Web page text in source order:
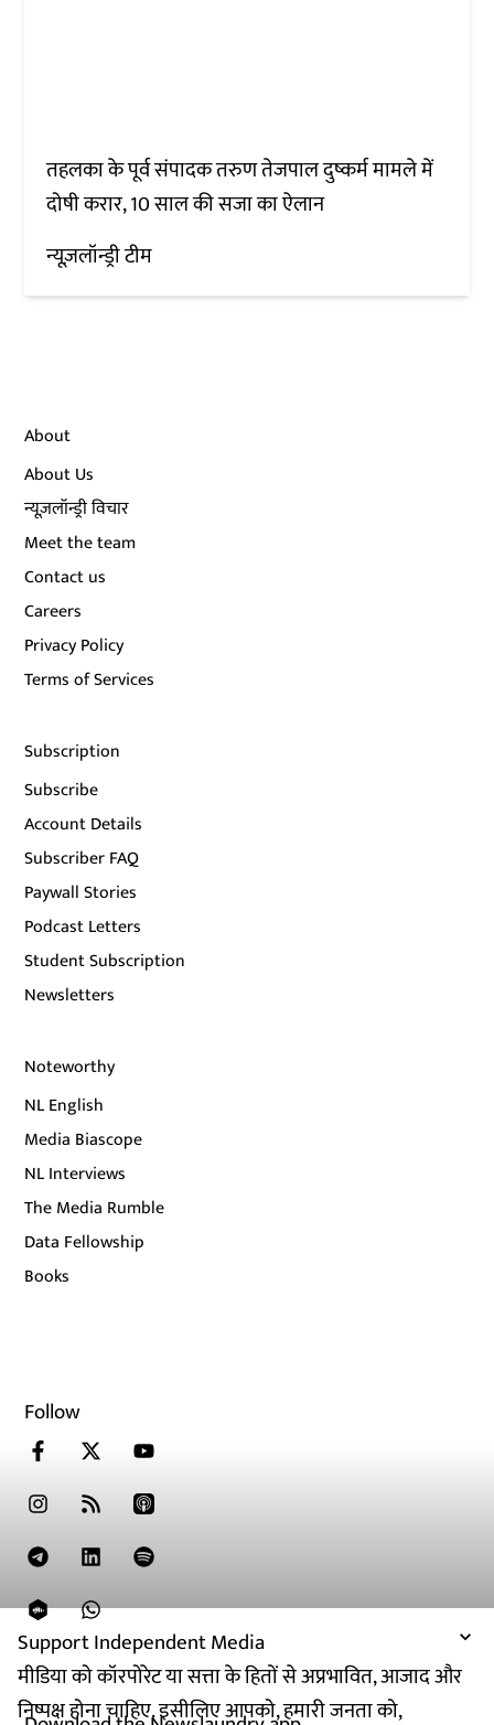
Support Independent Media
मीडिया को कॉरपोरेट या सत्ता के हितों से अप्रभावित, आजाद और
निष्पक्ष होना चाहिए. इसीलिए आपको, हमारी जनता को,
तहलका के पूर्व संपादक तरुण तेजपाल दुष्कर्म मामले में
दोषी करार, 10 साल की सजा का ऐलान
न्यूज़लॉन्ड्री टीम
About
About Us
न्यूज़लॉन्ड्री विचार
Meet the team
Contact us
Careers
Privacy Policy
Terms of Services
Subscription
Subscribe
Account Details
Subscriber FAQ
Paywall Stories
Podcast Letters
Student Subscription
Newsletters
Noteworthy
NL English
Media Biascope
NL Interviews
The Media Rumble
Data Fellowship
Books
Follow